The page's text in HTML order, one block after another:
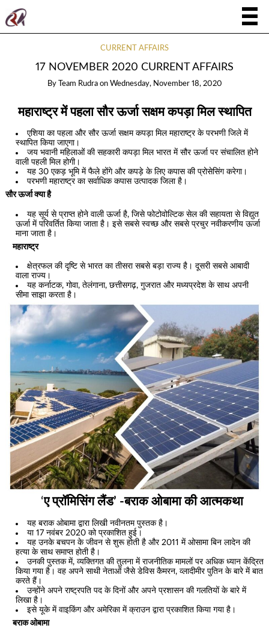
CURRENT AFFAIRS
17 NOVEMBER 2020 CURRENT AFFAIRS
By Team Rudra on Wednesday, November 18, 2020
महाराष्ट्र में पहला सौर ऊर्जा सक्षम कपड़ा मिल स्थापित
एशिया का पहला और सौर ऊर्जा सक्षम कपड़ा मिल महाराष्ट्र के परभणी जिले में
स्थापित किया जाएगा।
जय भवानी महिलाओं की सहकारी कपड़ा मिल भारत में सौर ऊर्जा पर संचालित होने
वाली पहली मिल होगी।
यह 30 एकड़ भूमि में फैले होंगे और कपड़े के लिए कपास की प्रोसेसिंग करेगा।
परभणी महाराष्ट्र का सर्वाधिक कपास उत्पादक जिला है।
सौर ऊर्जा क्या है
यह सूर्य से प्राप्त होने वाली ऊर्जा है, जिसे फोटोवोल्टिक सेल की सहायता से विद्युत
ऊर्जा में परिवर्तित किया जाता है। इसे सबसे स्वच्छ और सबसे प्रचुर नवीकरणीय ऊर्जा
माना जाता है।
महाराष्ट्र
क्षेत्रफल की दृष्टि से भारत का तीसरा सबसे बड़ा राज्य है। दूसरी सबसे आबादी
वाला राज्य।
यह कर्नाटक, गोवा, तेलंगाना, छत्तीसगढ़, गुजरात और मध्यप्रदेश के साथ अपनी
सीमा साझा करता है।
‘ए प्रॉमिसिंग लैंड’ -बराक ओबामा की आत्मकथा
यह बराक ओबामा द्वारा लिखी नवीनतम पुस्तक है।
या 17 नवंबर 2020 को प्रकाशित हुई।
यह उनके बचपन के जीवन से शुरू होती है और 2011 में ओसामा बिन लादेन की
हत्या के साथ समाप्त होती है।
उनकी पुस्तक में, व्यक्तिगत की तुलना में राजनीतिक मामलों पर अधिक ध्यान केंद्रित
किया गया है। वह अपने साथी नेताओं जैसे डेविस कैमरन, व्लादीमीर पुतिन के बारे में बात
करते हैं।
उन्होंने अपने राष्ट्रपति पद के दिनों और अपने प्रशासन की गलतियों के बारे में
लिखा है।
इसे यूके में वाइकिंग और अमेरिका में क्राउन द्वारा प्रकाशित किया गया है।
बराक ओबामा